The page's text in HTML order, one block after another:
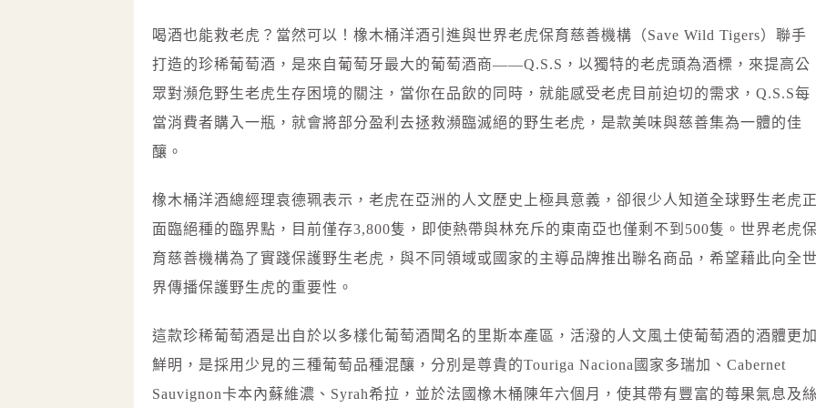
喝酒也能救老虎？當然可以！橡木桶洋酒引進與世界老虎保育慈善機構（Save Wild Tigers）聯手
打造的珍稀葡萄酒，是來自葡萄牙最大的葡萄酒商——Q.S.S，以獨特的老虎頭為酒標，來提高公
眾對瀕危野生老虎生存困境的關注，當你在品飲的同時，就能感受老虎目前迫切的需求，Q.S.S每
當消費者購入一瓶，就會將部分盈利去拯救瀕臨滅絕的野生老虎，是款美味與慈善集為一體的佳
釀。
橡木桶洋酒總經理袁德珮表示，老虎在亞洲的人文歷史上極具意義，卻很少人知道全球野生老虎正
面臨絕種的臨界點，目前僅存3,800隻，即使熱帶與林充斥的東南亞也僅剩不到500隻。世界老虎保
育慈善機構為了實踐保護野生老虎，與不同領域或國家的主導品牌推出聯名商品，希望藉此向全世
界傳播保護野生虎的重要性。
這款珍稀葡萄酒是出自於以多樣化葡萄酒聞名的里斯本產區，活潑的人文風土使葡萄酒的酒體更加
鮮明，是採用少見的三種葡萄品種混釀，分別是尊貴的Touriga Naciona國家多瑞加、Cabernet
Sauvignon卡本內蘇維濃、Syrah希拉，並於法國橡木桶陳年六個月，使其帶有豐富的莓果氣息及絲